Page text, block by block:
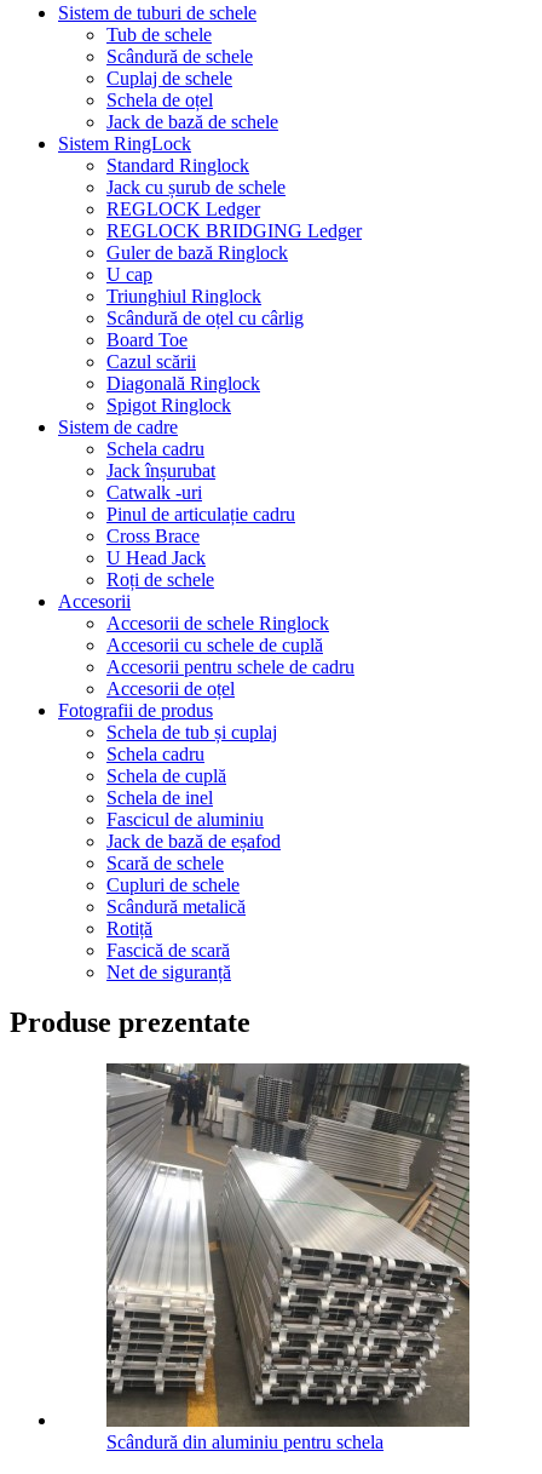
Sistem de tuburi de schele
Tub de schele
Scândură de schele
Cuplaj de schele
Schela de oțel
Jack de bază de schele
Sistem RingLock
Standard Ringlock
Jack cu șurub de schele
REGLOCK Ledger
REGLOCK BRIDGING Ledger
Guler de bază Ringlock
U cap
Triunghiul Ringlock
Scândură de oțel cu cârlig
Board Toe
Cazul scării
Diagonală Ringlock
Spigot Ringlock
Sistem de cadre
Schela cadru
Jack înșurubat
Catwalk -uri
Pinul de articulație cadru
Cross Brace
U Head Jack
Roți de schele
Accesorii
Accesorii de schele Ringlock
Accesorii cu schele de cuplă
Accesorii pentru schele de cadru
Accesorii de oțel
Fotografii de produs
Schela de tub și cuplaj
Schela cadru
Schela de cuplă
Schela de inel
Fascicul de aluminiu
Jack de bază de eșafod
Scară de schele
Cupluri de schele
Scândură metalică
Rotiță
Fascică de scară
Net de siguranță
Produse prezentate
Scândură din aluminiu pentru schela